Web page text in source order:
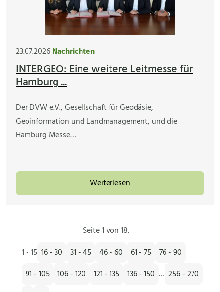
23.07.2026Nachrichten
INTERGEO: Eine weitere Leitmesse für
Hamburg ...
Der DVW e.V., Gesellschaft für Geodäsie,
Geoinformation und Landmanagement, und die
Hamburg Messe…
Weiterlesen
Seite 1 von 18.
1 - 15 16 - 30 31 - 45 46 - 60 61 - 75
76 - 90
91 - 105
106 - 120 121 - 135 136 - 150 … 256 - 270